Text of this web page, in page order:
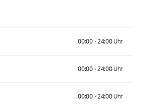
00:00 - 24:00 Uhr
00:00 - 24:00 Uhr
00:00 - 24:00 Uhr